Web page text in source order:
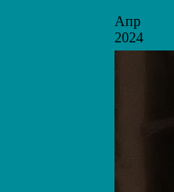
Апр
2024